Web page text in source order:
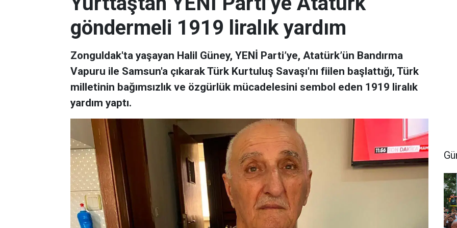
göndermeli 1919 liralık yardım
Zonguldak'ta yaşayan Halil Güney, YENİ Parti’ye, Atatürk’ün Bandırma
Vapuru ile Samsun'a çıkarak Türk Kurtuluş Savaşı'nı fiilen başlattığı, Türk
milletinin bağımsızlık ve özgürlük mücadelesini sembol eden 1919 liralık
yardım yaptı.